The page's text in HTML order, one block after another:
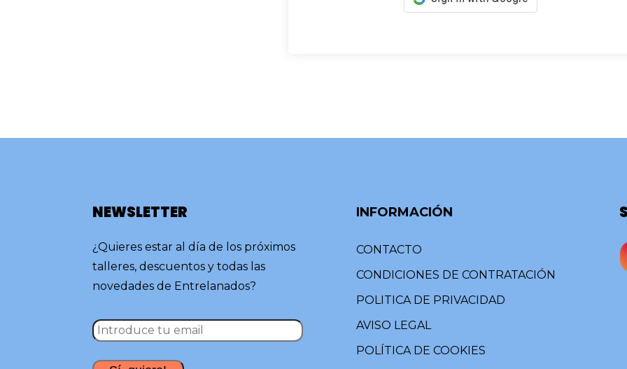
NEWSLETTER
¿Quieres estar al día de los próximos
talleres, descuentos y todas las
novedades de Entrelanados?
INFORMACIÓN
CONTACTO
CONDICIONES DE CONTRATACIÓN
POLITICA DE PRIVACIDAD
AVISO LEGAL
POLÍTICA DE COOKIES